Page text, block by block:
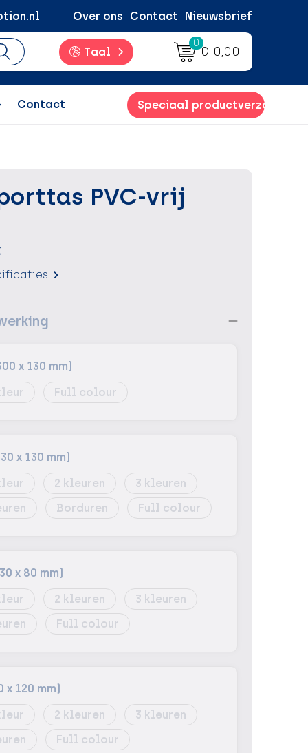
Over ons Contact Nieuwsbrief
Taal
0
€ 0,00
Contact Speciaal productverzoek
PVC-vrij
x 130 mm)
Full colour
x 130 mm)
2
3
Borduren Full colour
x 80 mm)
2
3
Full colour
120 mm)
2
3
Full colour